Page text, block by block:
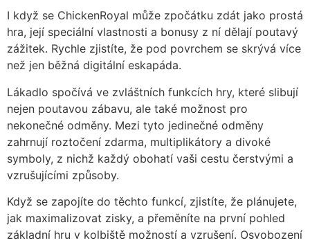
I když se ChickenRoyal může zpočátku zdát jako prostá
hra, její speciální vlastnosti a bonusy z ní dělají poutavý
zážitek. Rychle zjistíte, že pod povrchem se skrývá více
než jen běžná digitální eskapáda.
Lákadlo spočívá ve zvláštních funkcích hry, které slibují
nejen poutavou zábavu, ale také možnost pro
nekonečné odměny. Mezi tyto jedinečné odměny
zahrnují roztočení zdarma, multiplikátory a divoké
symboly, z nichž každý obohatí vaši cestu čerstvými a
vzrušujícími způsoby.
Když se zapojíte do těchto funkcí, zjistíte, že plánujete,
jak maximalizovat zisky, a přeměníte na první pohled
základní hru v kolbiště možností a vzrušení. Osvobození